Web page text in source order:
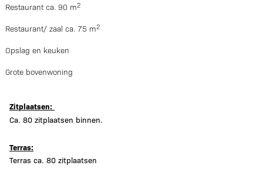
Restaurant ca. 90 m2
Restaurant/ zaal ca. 75 m2
Opslag en keuken
Grote bovenwoning
Zitplaatsen:
Ca. 80 zitplaatsen binnen.
Terras:
Terras ca. 80 zitplaatsen